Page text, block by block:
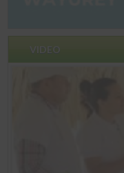
VIDEO